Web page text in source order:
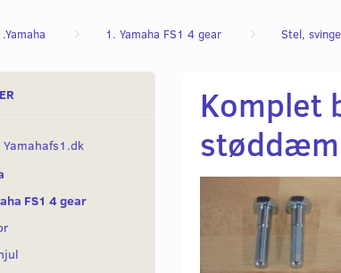
1. Yamaha FS1 4 gear Stel,
FS1 4 gear
Komplet